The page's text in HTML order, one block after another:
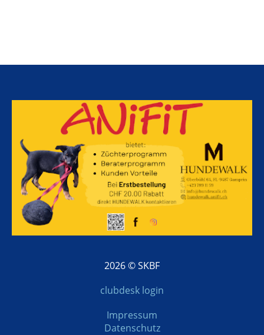
2026 © SKBF
clubdesk login
Impressum
Datenschutz